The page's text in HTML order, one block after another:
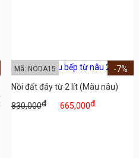
Nồi đất đáy từ 2 lít (Màu nâu)
830,000đ 665,000đ
-7%
Mã: NODA15